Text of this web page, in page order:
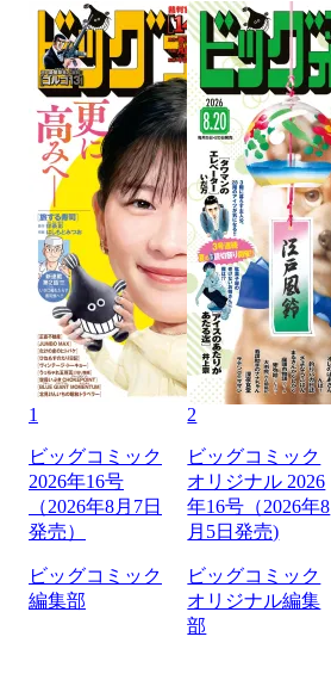
1
ビッグコミック
2026年16号
（2026年8月7日
発売）
ビッグコミック
編集部
2
ビッグコミック
オリジナル 2026
年16号（2026年8
月5日発売)
ビッグコミック
オリジナル編集
部